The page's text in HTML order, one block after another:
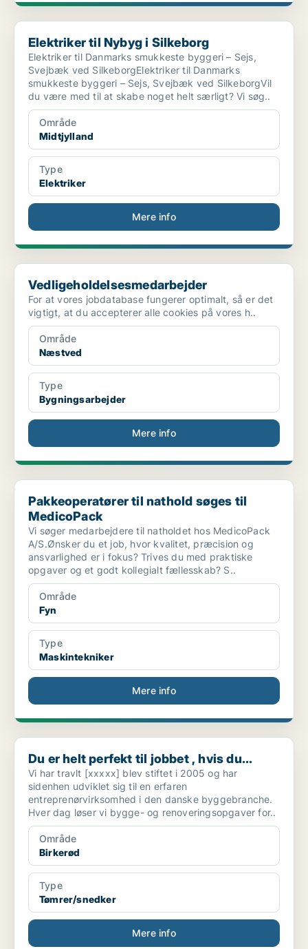
Elektriker til Nybyg i Silkeborg
Elektriker til Nybyg i Silkeborg
Elektriker til Danmarks smukkeste byggeri – Sejs,
Svejbæk ved SilkeborgElektriker til Danmarks
smukkeste byggeri – Sejs, Svejbæk ved SilkeborgVil
du være med til at skabe noget helt særligt? Vi søg..
Område
Midtjylland
Type
Elektriker
Mere info
Vedligeholdelsesmedarbejder
Vedligeholdelsesmedarbejder
For at vores jobdatabase fungerer optimalt, så er det
vigtigt, at du accepterer alle cookies på vores h..
Område
Næstved
Type
Bygningsarbejder
Mere info
Pakkeoperatører til nathold søges til MedicoPack
Pakkeoperatører til nathold søges til
MedicoPack
Vi søger medarbejdere til natholdet hos MedicoPack
A/S.Ønsker du et job, hvor kvalitet, præcision og
ansvarlighed er i fokus? Trives du med praktiske
opgaver og et godt kollegialt fællesskab? S..
Område
Fyn
Type
Maskintekniker
Mere info
Du er helt perfekt til jobbet , hvis du...
Du er helt perfekt til jobbet , hvis du...
Vi har travlt [xxxxx] blev stiftet i 2005 og har
sidenhen udviklet sig til en erfaren
entreprenørvirksomhed i den danske byggebranche.
Hver dag løser vi bygge- og renoveringsopgaver for..
Område
Birkerød
Type
Tømrer/snedker
Mere info